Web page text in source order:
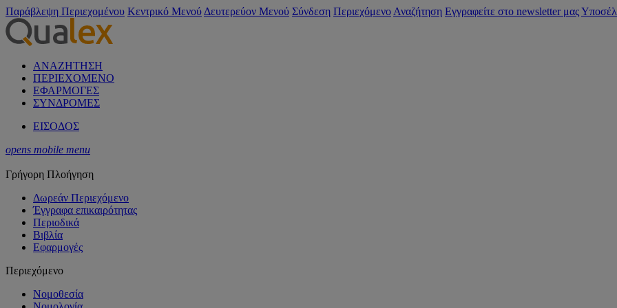
Παράβλεψη Περιεχομένου Κεντρικό Μενού Δευτερεύον Μενού Σύνδεση Περιεχόμενο Αναζήτηση Εγγραφείτε στο newsletter μας
ΑΝΑΖΗΤΗΣΗ
ΠΕΡΙΕΧΟΜΕΝΟ
ΕΦΑΡΜΟΓΕΣ
ΣΥΝΔΡΟΜΕΣ
ΕΙΣΟΔΟΣ
opens mobile menu
Γρήγορη Πλοήγηση
Δωρεάν Περιεχόμενο
Έγγραφα επικαιρότητας
Περιοδικά
Βιβλία
Εφαρμογές
Περιεχόμενο
Νομοθεσία